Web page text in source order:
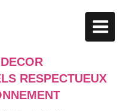
RESPECTUEUX